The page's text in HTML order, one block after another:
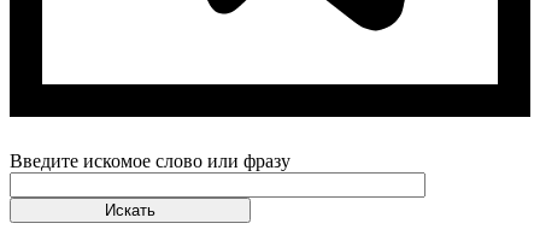
Введите искомое слово или фразу